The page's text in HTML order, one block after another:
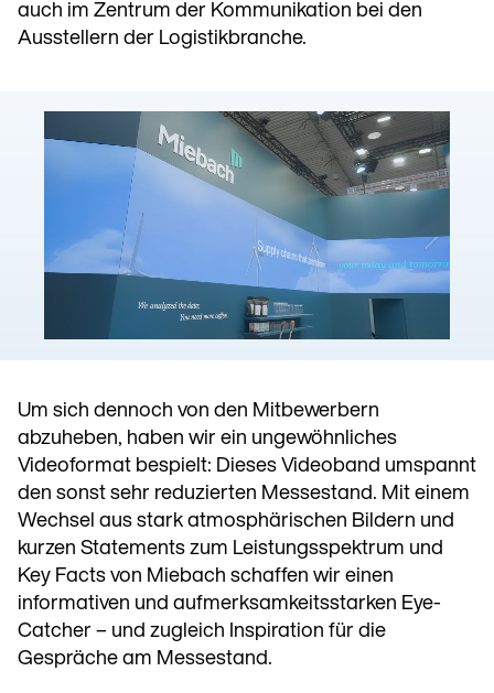
auch im Zentrum der Kommunikation bei den
Ausstellern der Logistikbranche.
Um sich dennoch von den Mitbewerbern
abzuheben, haben wir ein ungewöhnliches
Videoformat bespielt: Dieses Videoband umspannt
den sonst sehr reduzierten Messestand. Mit einem
Wechsel aus stark atmosphärischen Bildern und
kurzen Statements zum Leistungsspektrum und
Key Facts von Miebach schaffen wir einen
informativen und aufmerksamkeitsstarken Eye-
Catcher – und zugleich Inspiration für die
Gespräche am Messestand.